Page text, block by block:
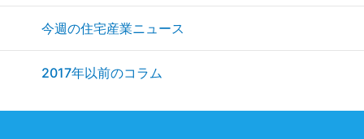
今週の住宅産業ニュース
2017年以前のコラム